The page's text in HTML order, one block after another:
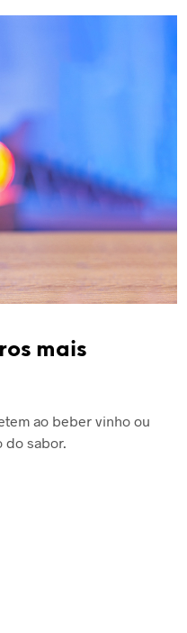
mais
ao beber vinho ou
do sabor.